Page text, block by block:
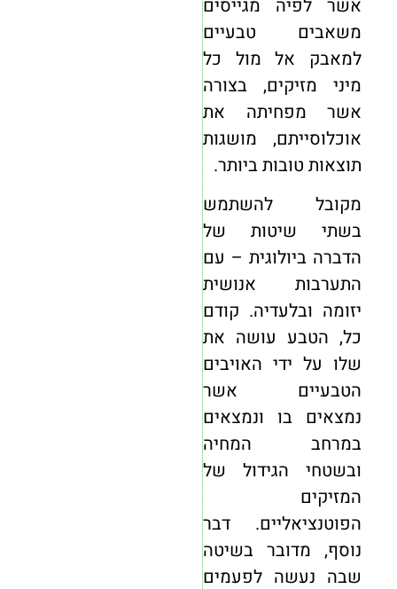
אשר לפיה מגייסים
משאבים טבעיים
למאבק אל מול כל
מיני מזיקים, בצורה
אשר מפחיתה את
אוכלוסייתם, מושגות
תוצאות טובות ביותר.
מקובל להשתמש
בשתי שיטות של
הדברה ביולוגית – עם
התערבות אנושית
יזומה ובלעדיה. קודם
כל, הטבע עושה את
שלו על ידי האויבים
הטבעיים אשר
נמצאים בו ונמצאים
במרחב המחיה
ובשטחי הגידול של
המזיקים
הפוטנציאליים. דבר
נוסף, מדובר בשיטה
שבה נעשה לפעמים